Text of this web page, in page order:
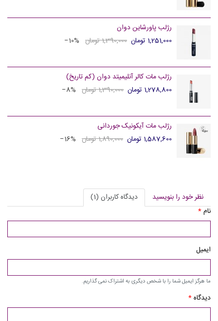
رژلب پاورشاین دوان
1,251,000 تومان
1,390,000 تومان ‎−10%
رژلب مات کالر آنلیمیتد دوان (کم تاریخ)
1,278,800 تومان
1,390,000 تومان ‎−8%
رژلب مات آیکونیک جوردانی
1,587,600 تومان
1,890,000 تومان ‎−16%
نظر خود را بنویسید
دیدگاه کاربران (1)
نام*
ایمیل
ما هرگز ایمیل شما را با شخص دیگری به اشتراک نمی گذاریم.
دیدگاه*